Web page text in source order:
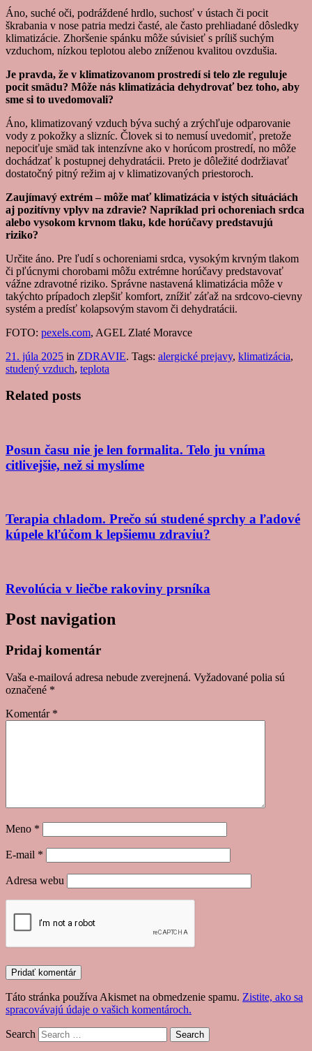
Áno, suché oči, podráždené hrdlo, suchosť v ústach či pocit
škrabania v nose patria medzi časté, ale často prehliadané dôsledky
klimatizácie. Zhoršenie spánku môže súvisieť s príliš suchým
vzduchom, nízkou teplotou alebo zníženou kvalitou ovzdušia.
Je pravda, že v klimatizovanom prostredí si telo zle reguluje
pocit smädu? Môže nás klimatizácia dehydrovať bez toho, aby
sme si to uvedomovali?
Áno, klimatizovaný vzduch býva suchý a zrýchľuje odparovanie
vody z pokožky a slizníc. Človek si to nemusí uvedomiť, pretože
nepociťuje smäd tak intenzívne ako v horúcom prostredí, no môže
dochádzať k postupnej dehydratácii. Preto je dôležité dodržiavať
dostatočný pitný režim aj v klimatizovaných priestoroch.
Zaujímavý extrém – môže mať klimatizácia v istých situáciách
aj pozitívny vplyv na zdravie? Napríklad pri ochoreniach srdca
alebo vysokom krvnom tlaku, kde horúčavy predstavujú
riziko?
Určite áno. Pre ľudí s ochoreniami srdca, vysokým krvným tlakom
či pľúcnymi chorobami môžu extrémne horúčavy predstavovať
vážne zdravotné riziko. Správne nastavená klimatizácia môže v
takýchto prípadoch zlepšiť komfort, znížiť záťaž na srdcovo-cievny
systém a predísť kolapsovým stavom či dehydratácii.
FOTO: pexels.com, AGEL Zlaté Moravce
21. júla 2025 in ZDRAVIE. Tags: alergické prejavy, klimatizácia,
studený vzduch, teplota
Related posts
Posun času nie je len formalita. Telo ju vníma
citlivejšie, než si myslíme
Terapia chladom. Prečo sú studené sprchy a ľadové
kúpele kľúčom k lepšiemu zdraviu?
Revolúcia v liečbe rakoviny prsníka
Post navigation
Pridaj komentár
Vaša e-mailová adresa nebude zverejnená. Vyžadované polia sú
označené *
Komentár *
Meno *
E-mail *
Adresa webu
Táto stránka používa Akismet na obmedzenie spamu. Zistite, ako sa
spracovávajú údaje o vašich komentároch.
Search